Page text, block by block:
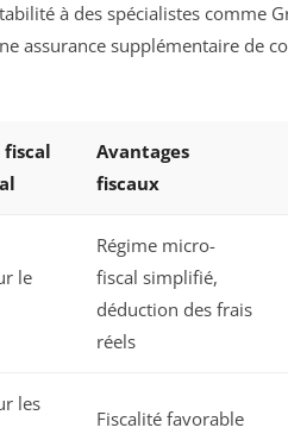
à des spécialistes comme
assurance supplémentaire de
fiscal
Avantages
fiscaux
le
Régime micro-
fiscal simplifié,
déduction des frais
réels
les
Fiscalité favorable